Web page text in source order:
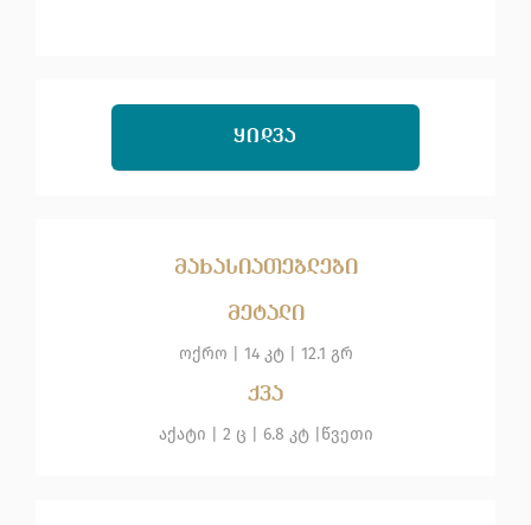
ᲧᲘᲓᲕᲐ
მახასიათებლები
მეტალი
ოქრო 14 კტ | 12.1 გრ
ქვა
აქატი | 2 ც | 6.8 კტ | წვეთი